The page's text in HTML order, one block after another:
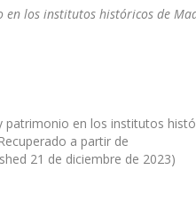
en los institutos históricos de
patrimonio en los institutos
a partir de
21 de diciembre de 2023)